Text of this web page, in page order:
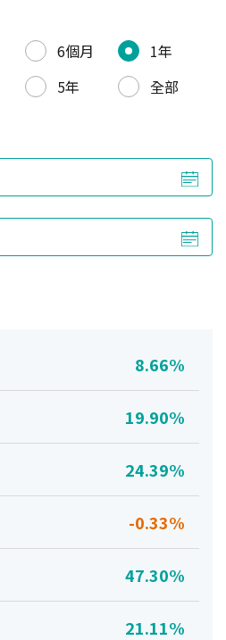
6個月
1年
5年
全部
8.66%
19.90%
24.39%
-0.33%
47.30%
21.11%